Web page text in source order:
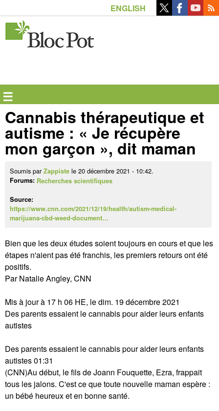
contenu
ENGLISH
☰
Cannabis thérapeutique et
autisme : « Je récupère
mon garçon », dit maman
Soumis parZappiste le 20 décembre 2021 - 10:42.
Forums: Recherches scientifiques
Source:
https://www.cnn.com/2021/12/19/health/autism-medical-
marijuana-cbd-weed-document…
Bien que les deux études soient toujours en cours et que les
étapes n'aient pas été franchis, les premiers retours ont été
positifs.
Par Natalie Angley, CNN
Mis à jour à 17 h 06 HE, le dim. 19 décembre 2021
Des parents essaient le cannabis pour aider leurs enfants
autistes
Des parents essaient le cannabis pour aider leurs enfants
autistes 01:31
(CNN)Au début, le fils de Joann Fouquette, Ezra, frappait
tous les jalons. C'est ce que toute nouvelle maman espère :
un bébé heureux et en bonne santé.